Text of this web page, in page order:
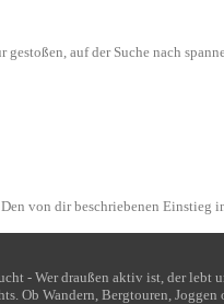
auf der Suche nach
von dir beschriebenen
- Wer draußen aktiv ist, der
Ob Wandern, Bergtouren,